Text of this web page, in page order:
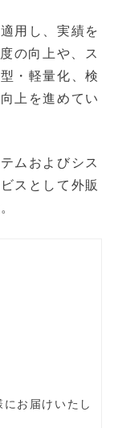
用し、実績を
の向上や、ス
・軽量化、検
上を進めてい
ムおよびシス
スとして外販
お届けいたし